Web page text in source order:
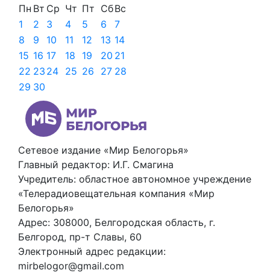
Пн Вт Ср Чт Пт СбВс
1
2 3 4 5 6
7
8
9 10 11 12 13 14
15 16 17 18 19 20 21
22 23 24 25 26 27 28
29 30
Сетевое издание «Мир Белогорья»
Главный редактор: И.Г. Смагина
Учредитель: областное автономное учреждение
«Телерадиовещательная компания «Мир
Белогорья»
Адрес: 308000, Белгородская область, г.
Белгород, пр-т Славы, 60
Электронный адрес редакции:
mirbelogor@gmail.com